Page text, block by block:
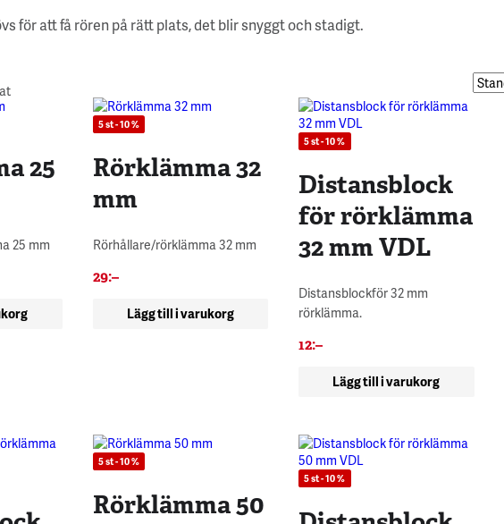
för att få rören på rätt plats, det blir snyggt och stadigt.
25
25 mm
5 st - 10 %
Rörklämma 32
mm
Rörhållare/rörklämma 32 mm
29:–
Lägg till i varukorg
5 st - 10 %
Distansblock
för rörklämma
32 mm VDL
Distansblockför 32 mm
rörklämma.
12:–
Lägg till i varukorg
5 st - 10 %
Rörklämma 50
5 st - 10 %